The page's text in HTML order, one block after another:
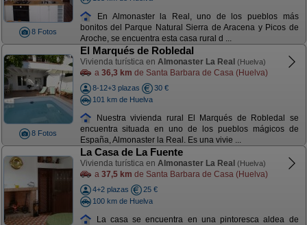
8 Fotos
En Almonaster la Real, uno de los pueblos más
bonitos del Parque Natural Sierra de Aracena y Picos de
Aroche, se encuentra esta casa rural d ...
8 Fotos
El Marqués de Robledal
Vivienda turística en Almonaster La Real (Huelva)
a 36,3 km de Santa Barbara de Casa (Huelva)
8-12+3 plazas
30 €
101 km de Huelva
Nuestra vivienda rural El Marqués de Robledal se
encuentra situada en uno de los pueblos mágicos de
España, Almonaster la Real. Es una vivie ...
La Casa de La Fuente
Vivienda turística en Almonaster La Real (Huelva)
a 37,5 km de Santa Barbara de Casa (Huelva)
4+2 plazas
25 €
100 km de Huelva
La casa se encuentra en una pintoresca aldea de